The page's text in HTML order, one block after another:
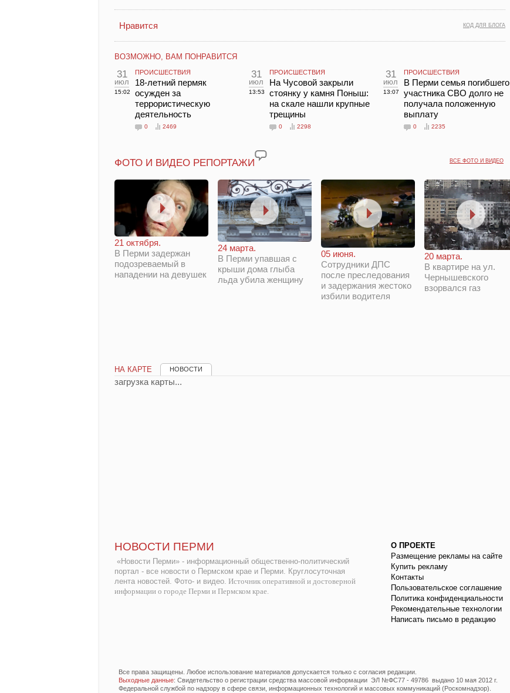
КОД ДЛЯ БЛОГА
Нравится
ВОЗМОЖНО, ВАМ ПОНРАВИТСЯ
31
июл
15:02
ПРОИСШЕСТВИЯ
18-летний пермяк
осужден за
террористическую
деятельность
0 2469
31
июл
13:53
ПРОИСШЕСТВИЯ
На Чусовой закрыли
стоянку у камня Поныш:
на скале нашли крупные
трещины
0 2298
31
июл
13:07
ПРОИСШЕСТВИЯ
В Перми семья погибшего
участника СВО долго не
получала положенную
выплату
0 2235
ВСЕ ФОТО И ВИДЕО
ФОТО И ВИДЕО РЕПОРТАЖИ
21 октября.
В Перми задержан
подозреваемый в
нападении на девушек
24 марта.
В Перми упавшая с
крыши дома глыба
льда убила женщину
05 июня.
Сотрудники ДПС
после преследования
и задержания жестоко
избили водителя
20 марта.
В квартире на ул.
Чернышевского
взорвался газ
НА КАРТЕ НОВОСТИ
загрузка карты...
НОВОСТИ ПЕРМИ
«Новости Перми» - информационный общественно-политический
портал - все новости о Пермском крае и Перми. Круглосуточная
лента новостей. Фото- и видео. Источник оперативной и достоверной
информации о городе Перми и Пермском крае.
О ПРОЕКТЕ
Размещение рекламы на сайте
Купить рекламу
Контакты
Пользовательское соглашение
Политика конфиденциальности
Рекомендательные технологии
Написать письмо в редакцию
Все права защищены. Любое использование материалов допускается только с согласия редакции.
Выходные данные: Свидетельство о регистрации средства массовой информации ЭЛ №ФС77 - 49786 выдано 10 мая 2012 г.
Федеральной службой по надзору в сфере связи, информационных технологий и массовых коммуникаций (Роскомнадзор).